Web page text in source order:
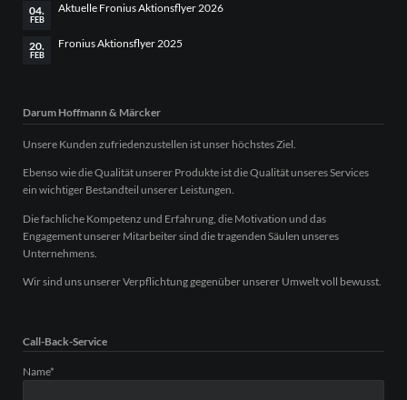
04.
FEB
Aktuelle Fronius Aktionsflyer 2026
20.
FEB
Fronius Aktionsflyer 2025
Darum Hoffmann & Märcker
Unsere Kunden zufriedenzustellen ist unser höchstes Ziel.
Ebenso wie die Qualität unserer Produkte ist die Qualität unseres Services
ein wichtiger Bestandteil unserer Leistungen.
Die fachliche Kompetenz und Erfahrung, die Motivation und das
Engagement unserer Mitarbeiter sind die tragenden Säulen unseres
Unternehmens.
Wir sind uns unserer Verpflichtung gegenüber unserer Umwelt voll bewusst.
Call-Back-Service
Pflichtfeld
Name*